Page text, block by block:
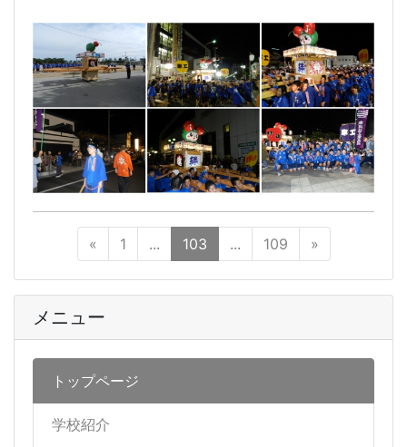
メニュー
トップページ
学校紹介
« 1 ... 103 ... 109 »